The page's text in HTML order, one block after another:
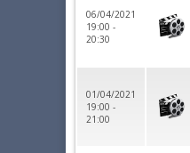
06/04/2021
19:00 -
20:30
01/04/2021
19:00 -
21:00